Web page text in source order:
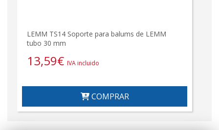
LEMM TS14 Soporte para balums de LEMM
tubo 30 mm
13,59€ IVA incluido
COMPRAR